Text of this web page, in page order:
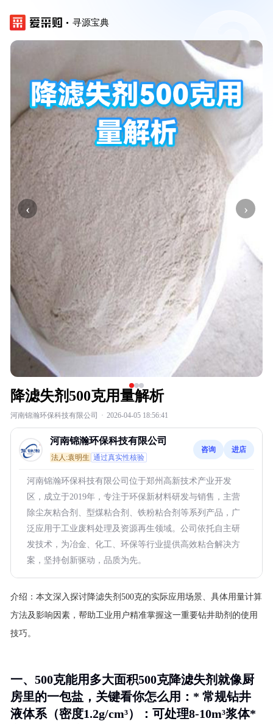
寻源宝典
‹ ›
降滤失剂500克用量解析
河南锦瀚环保科技有限公司 · 2026-04-05 18:56:41
河南锦瀚环保科技有限公司
法人:袁明生 通过真实性核验
咨询 进店
河南锦瀚环保科技有限公司位于郑州高新技术产业开发
区，成立于2019年，专注于环保新材料研发与销售，主营
除尘灰粘合剂、型煤粘合剂、铁粉粘合剂等系列产品，广
泛应用于工业废料处理及资源再生领域。公司依托自主研
发技术，为冶金、化工、环保等行业提供高效粘合解决方
案，坚持创新驱动，品质为先。
介绍： 本文深入探讨降滤失剂500克的实际应用场景、具体用量计算
方法及影响因素，帮助工业用户精准掌握这一重要钻井助剂的使用
技巧。
一、500克能用多大面积500克降滤失剂就像厨
房里的一包盐，关键看你怎么用：* 常规钻井
液体系（密度1.2g/cm³）：可处理8-10m³浆体*